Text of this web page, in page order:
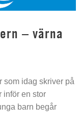
– värna
som idag skriver på
inför en stor
barn begår